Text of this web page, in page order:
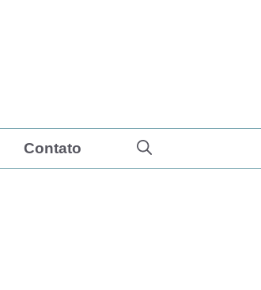
Contato